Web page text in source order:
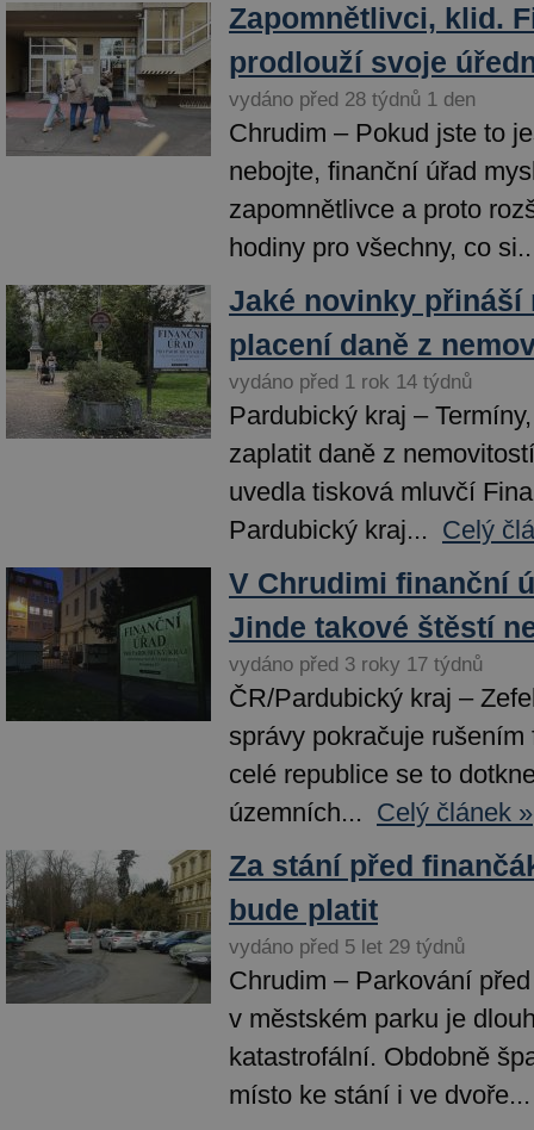
Zapomnětlivci, klid.
prodlouží svoje
vydáno před 28 týdnů 1 den
Chrudim – Pokud jste to
nebojte, finanční úřad
zapomnětlivce a proto
hodiny pro všechny, co
Jaké novinky přináší
placení daně z
vydáno před 1 rok 14 týdnů
Pardubický kraj –
zaplatit daně z
uvedla tisková mluvčí
Pardubický kraj... Celý
V Chrudimi finanční
Jinde takové štěstí
vydáno před 3 roky 17 týdnů
ČR/Pardubický kraj –
správy pokračuje
celé republice se to
územních... Celý článek »
Za stání před
bude platit
vydáno před 5 let 29 týdnů
Chrudim – Parkování
v městském parku je
katastrofální. Obdobně
místo ke stání i ve dvoře...